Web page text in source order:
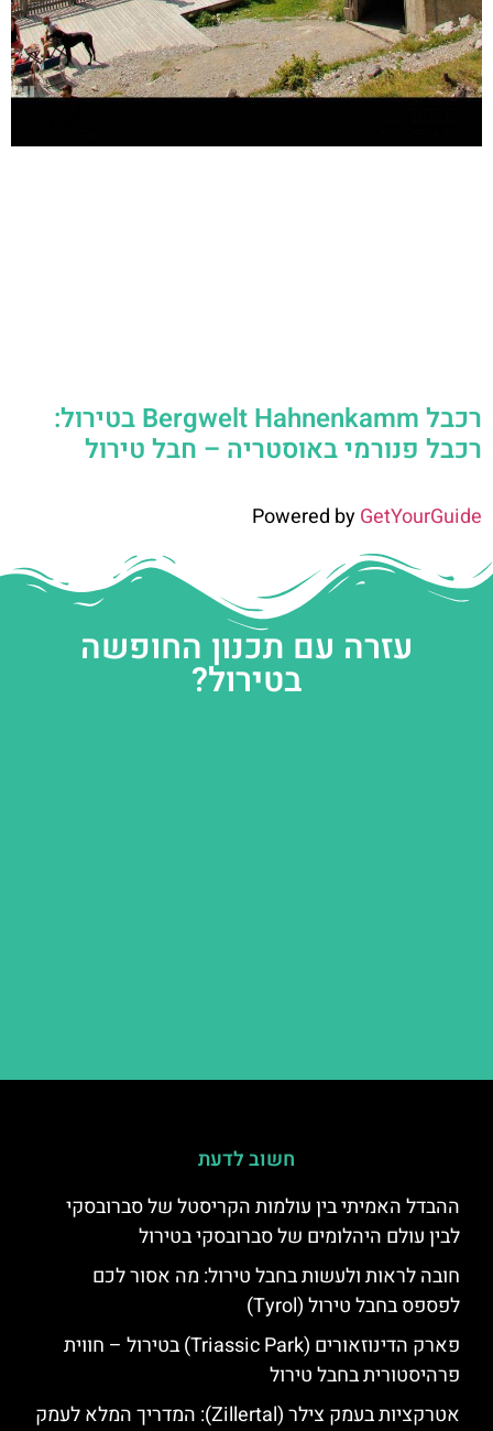
רכבל Bergwelt Hahnenkamm בטירול:
רכבל פנורמי באוסטריה – חבל טירול
Powered byGetYourGuide
עזרה עם תכנון החופשה
בטירול?
חשוב לדעת
ההבדל האמיתי בין עולמות הקריסטל של סברובסקי
לבין עולם היהלומים של סברובסקי בטירול
חובה לראות ולעשות בחבל טירול: מה אסור לכם
לפספס בחבל טירול (Tyrol)
פארק הדינוזאורים (Triassic Park) בטירול – חווית
פרהיסטורית בחבל טירול
אטרקציות בעמק צילר (Zillertal): המדריך המלא לעמק